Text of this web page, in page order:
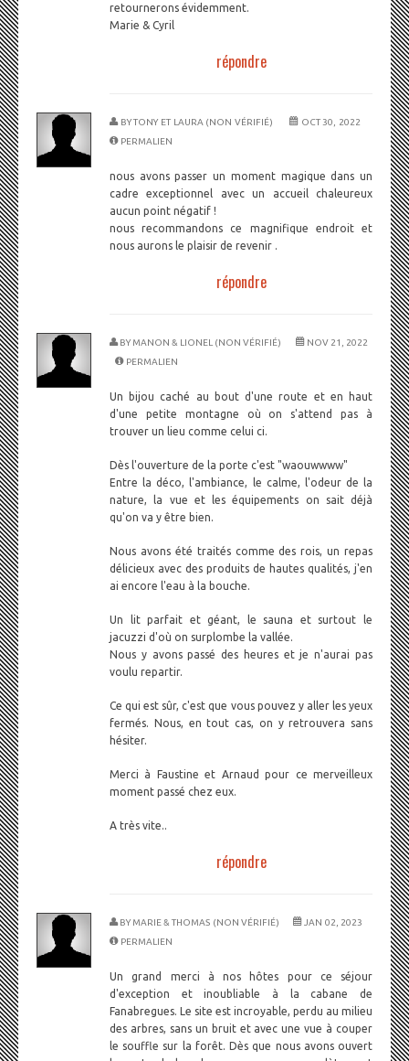
retournerons évidemment.
Marie & Cyril
répondre
BYTONY ET LAURA (NON VÉRIFIÉ)
OCT 30, 2022
PERMALIEN
nous avons passer un moment magique dans un
cadre exceptionnel avec un accueil chaleureux
aucun point négatif !
nous recommandons ce magnifique endroit et
nous aurons le plaisir de revenir .
répondre
BY MANON & LIONEL (NON VÉRIFIÉ)
NOV 21, 2022
PERMALIEN
Un bijou caché au bout d'une route et en haut
d'une petite montagne où on s'attend pas à
trouver un lieu comme celui ci.
Dès l'ouverture de la porte c'est "waouwwww"
Entre la déco, l'ambiance, le calme, l'odeur de la
nature, la vue et les équipements on sait déjà
qu'on va y être bien.
Nous avons été traités comme des rois, un repas
délicieux avec des produits de hautes qualités, j'en
ai encore l'eau à la bouche.
Un lit parfait et géant, le sauna et surtout le
jacuzzi d'où on surplombe la vallée.
Nous y avons passé des heures et je n'aurai pas
voulu repartir.
Ce qui est sûr, c'est que vous pouvez y aller les yeux
fermés. Nous, en tout cas, on y retrouvera sans
hésiter.
Merci à Faustine et Arnaud pour ce merveilleux
moment passé chez eux.
A très vite..
répondre
BY MARIE & THOMAS (NON VÉRIFIÉ)
JAN 02, 2023
PERMALIEN
Un grand merci à nos hôtes pour ce séjour
d'exception et inoubliable à la cabane de
Fanabregues. Le site est incroyable, perdu au milieu
des arbres, sans un bruit et avec une vue à couper
le souffle sur la forêt. Dès que nous avons ouvert